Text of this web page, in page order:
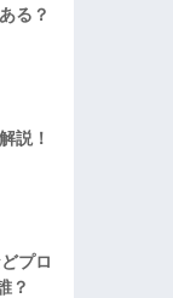
る？
説！
プロ
？